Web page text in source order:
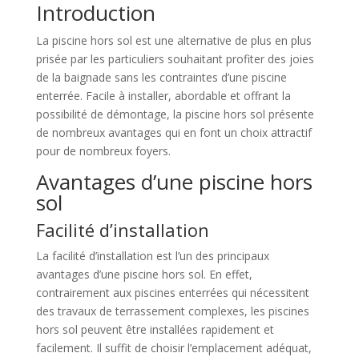
Introduction
La piscine hors sol est une alternative de plus en plus
prisée par les particuliers souhaitant profiter des joies
de la baignade sans les contraintes d’une piscine
enterrée. Facile à installer, abordable et offrant la
possibilité de démontage, la piscine hors sol présente
de nombreux avantages qui en font un choix attractif
pour de nombreux foyers.
Avantages d’une piscine hors
sol
Facilité d’installation
La facilité d’installation est l’un des principaux
avantages d’une piscine hors sol. En effet,
contrairement aux piscines enterrées qui nécessitent
des travaux de terrassement complexes, les piscines
hors sol peuvent être installées rapidement et
facilement. Il suffit de choisir l’emplacement adéquat,